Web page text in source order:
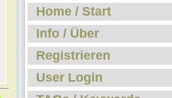
Home / Start
Info / Über
Registrieren
User Login